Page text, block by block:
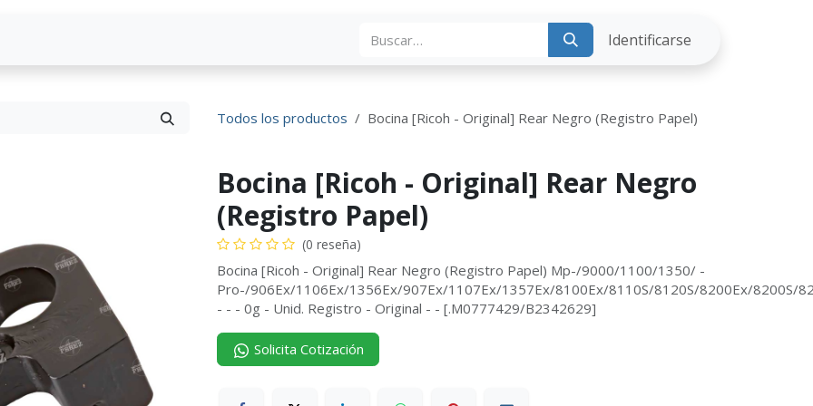
Convocatoria Identificarse
Todos los productos Bocina [Ricoh - Original] Rear Negro (Registro Papel)
Bocina [Ricoh - Original] Rear Negro
(Registro Papel)
(0 reseña)
Bocina [Ricoh - Original] Rear Negro (Registro Papel) Mp-/9000/1100/1350/ -
Pro-/906Ex/1106Ex/1356Ex/907Ex/1107Ex/1357Ex/8100Ex/8110S/8120S/8200Ex/8200S/
- - - 0g - Unid. Registro - Original - - [.M0777429/B2342629]
Solicita Cotización